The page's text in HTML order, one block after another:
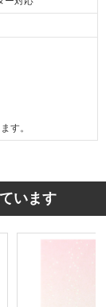
す。
います